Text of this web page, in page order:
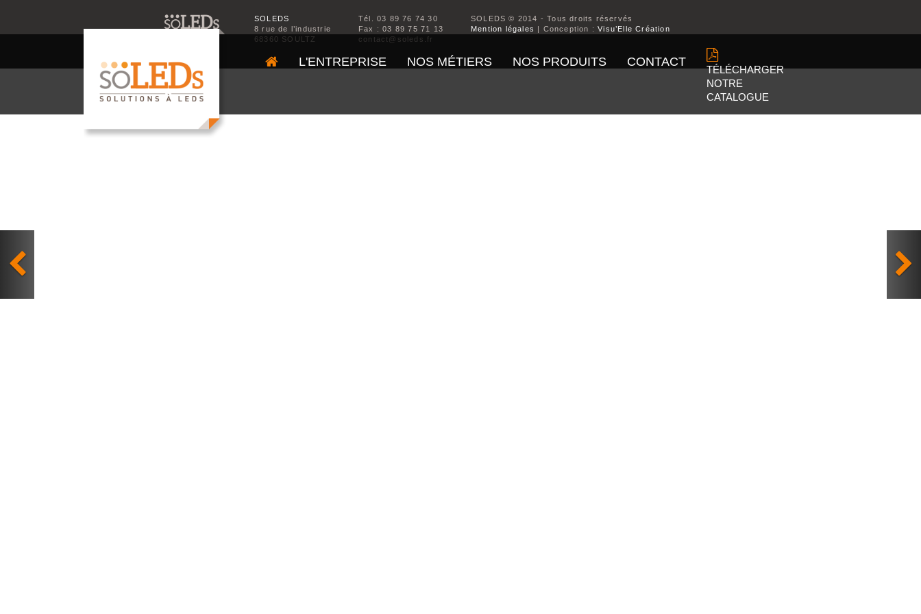
L'ENTREPRISE NOS MÉTIERS NOS PRODUITS CONTACT
TÉLÉCHARGER
NOTRE
CATALOGUE
SOLEDS
8 rue de l’industrie
68360 SOULTZ
Tél. 03 89 76 74 30
Fax : 03 89 75 71 13
contact@soleds.fr
SOLEDS © 2014 - Tous droits réservés
Mention légales | Conception :Visu’Elle Création